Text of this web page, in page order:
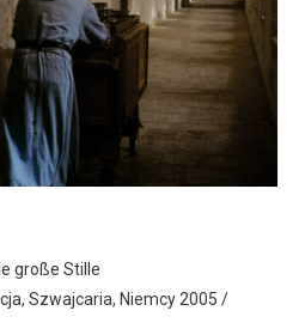
große Stille
Szwajcaria, Niemcy 2005 /